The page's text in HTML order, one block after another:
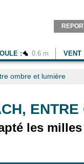
: 0.6 m VENT
ombre et lumière
les